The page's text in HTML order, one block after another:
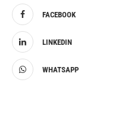
FACEBOOK
LINKEDIN
WHATSAPP